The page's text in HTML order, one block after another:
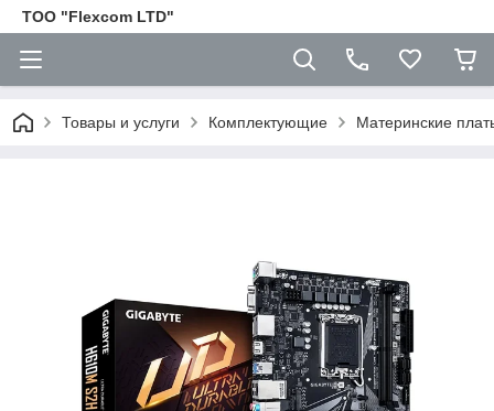
ТОО "Flexcom LTD"
Товары и услуги Комплектующие Материнские